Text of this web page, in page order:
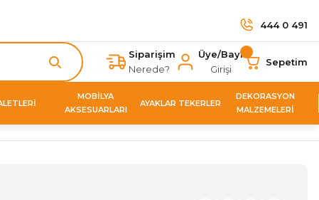
444 0 491
Siparişim
Nerede?
Üye/Bayi
Girişi
Sepetim
MOBİLYA
AKSESUARLARI
AYAKLAR TEKERLER
DEKORASYON
MALZEMELERİ